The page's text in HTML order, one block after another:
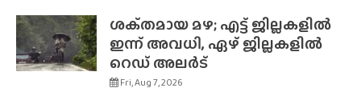
ശക്‌തമായ മഴ; എട്ട് ജില്ലകളിൽ
ഇന്ന് അവധി, ഏഴ് ജില്ലകളിൽ
റെഡ് അലർട്
Fri, Aug 7, 2026